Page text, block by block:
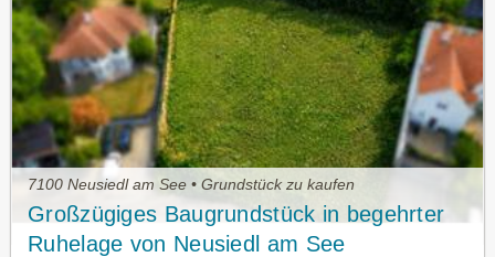
7100 Neusiedl am See • Grundstück zu kaufen
Großzügiges Baugrundstück in begehrter
Ruhelage von Neusiedl am See